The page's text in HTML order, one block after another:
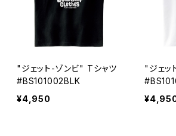
"ジェット-ゾンビ" Tシャツ
#BS101002BLK
¥4,950
"ジェッ